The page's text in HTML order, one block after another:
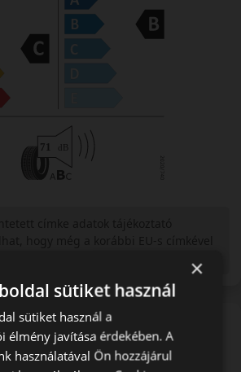
Prime 3 – Modern, komfortos nyári
×
sütiket használ
sütiket használ a
élmény javítása érdekében. A
használatával Ön hozzájárul